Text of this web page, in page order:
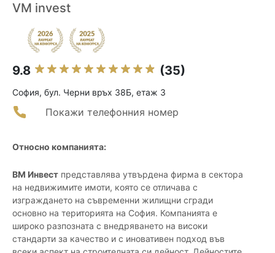
VM invest
9.8 (35)
София, бул. Черни връх 38Б, етаж 3
Покажи телефонния номер
Относно компанията:
ВМ Инвест представлява утвърдена фирма в сектора
на недвижимите имоти, която се отличава с
изграждането на съвременни жилищни сгради
основно на територията на София. Компанията е
широко разпозната с внедряването на високи
стандарти за качество и с иновативен подход във